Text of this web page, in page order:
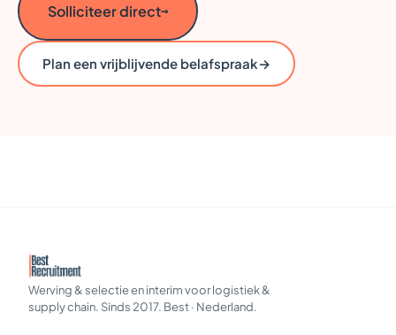
Solliciteer direct→
Plan een vrijblijvende belafspraak→
Werving & selectie en interim voor logistiek &
supply chain. Sinds 2017. Best · Nederland.